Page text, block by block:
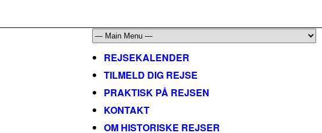
REJSEKALENDER
TILMELD DIG REJSE
PRAKTISK PÅ REJSEN
KONTAKT
OM HISTORISKE REJSER